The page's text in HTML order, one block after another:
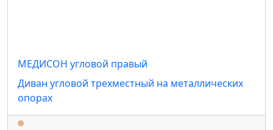
МЕДИСОН угловой правый
Диван угловой трехместный на металлических
опорах